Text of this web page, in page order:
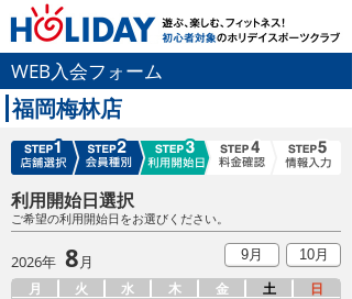
WEB入会フォーム
福岡梅林店
利用開始日選択
ご希望の利用開始日をお選びください。
2026年 8月 9月 10月
月 火 水 木 金 土 日